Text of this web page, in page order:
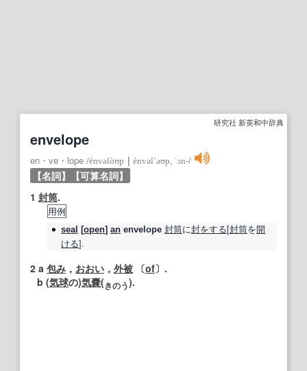
研究社 新英和中辞典
envelope
en・ve・lope /énvəlòʊp énvəl`əʊp, ˈɔn‐/
【名詞】
【可算名詞】
1 封筒.
用例
seal [open] an envelope 封筒に封をする[封筒を開
ける].
2 a 包み ， おおい ， 外被 〔of〕.
b (気球の)気嚢(きのう).